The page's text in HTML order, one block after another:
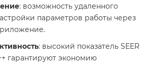
: возможность удаленного
параметров работы через
: высокий показатель SEER
гарантируют экономию